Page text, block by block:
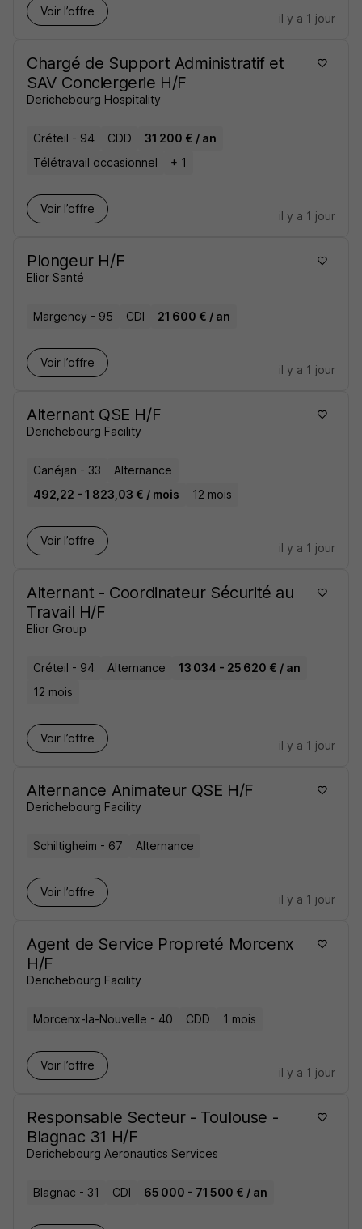
Voir l’offre
il y a 1 jour
Chargé de Support Administratif et
SAV Conciergerie H/F
Derichebourg Hospitality
Créteil - 94 CDD
31 200 € / an
Télétravail occasionnel
+ 1
Voir l’offre
il y a 1 jour
Plongeur H/F
Elior Santé
Margency - 95 CDI 21 600 € / an
Voir l’offre
il y a 1 jour
Alternant QSE H/F
Derichebourg Facility
Canéjan - 33
Alternance
492,22 - 1 823,03 € / mois
12 mois
Voir l’offre
il y a 1 jour
Alternant - Coordinateur Sécurité au
Travail H/F
Elior Group
Créteil - 94 Alternance
13 034 - 25 620 € / an
12 mois
Voir l’offre
il y a 1 jour
Alternance Animateur QSE H/F
Derichebourg Facility
Schiltigheim - 67 Alternance
Voir l’offre
il y a 1 jour
Agent de Service Propreté Morcenx
H/F
Derichebourg Facility
Morcenx-la-Nouvelle - 40 CDD 1 mois
Voir l’offre
il y a 1 jour
Responsable Secteur - Toulouse -
Blagnac 31 H/F
Derichebourg Aeronautics Services
Blagnac - 31 CDI 65 000 - 71 500 € / an